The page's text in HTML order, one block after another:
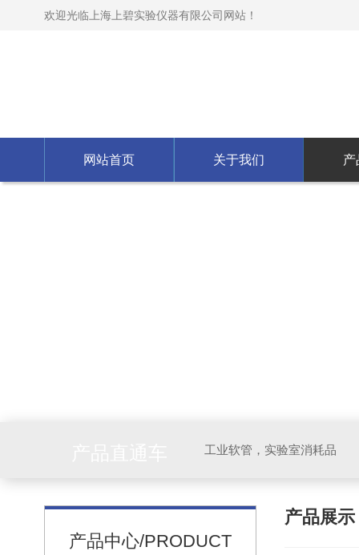
欢迎光临上海上碧实验仪器有限公司网站！
网站首页 关于我们 产
工业软管，实验室消耗品
产品中心/PRODUCT
产品展示